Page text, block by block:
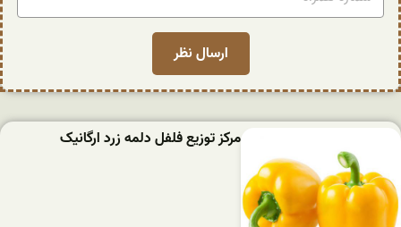
مرکز توزیع فلفل دلمه زرد ارگانیک